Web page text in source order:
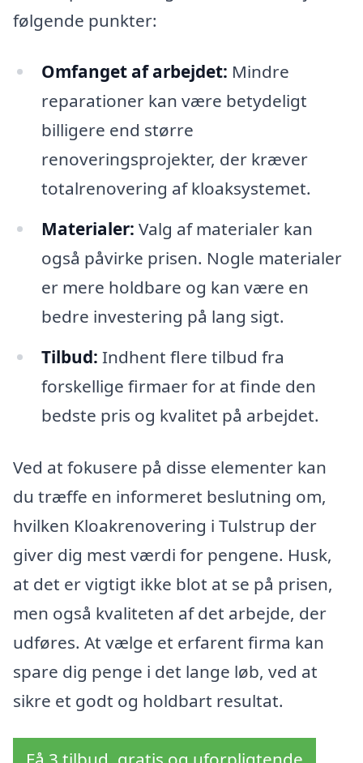
følgende punkter:
Omfanget af arbejdet: Mindre
reparationer kan være betydeligt
billigere end større
renoveringsprojekter, der kræver
totalrenovering af kloaksystemet.
Materialer: Valg af materialer kan
også påvirke prisen. Nogle materialer
er mere holdbare og kan være en
bedre investering på lang sigt.
Tilbud: Indhent flere tilbud fra
forskellige firmaer for at finde den
bedste pris og kvalitet på arbejdet.
Ved at fokusere på disse elementer kan
du træffe en informeret beslutning om,
hvilken Kloakrenovering i Tulstrup der
giver dig mest værdi for pengene. Husk,
at det er vigtigt ikke blot at se på prisen,
men også kvaliteten af det arbejde, der
udføres. At vælge et erfarent firma kan
spare dig penge i det lange løb, ved at
sikre et godt og holdbart resultat.